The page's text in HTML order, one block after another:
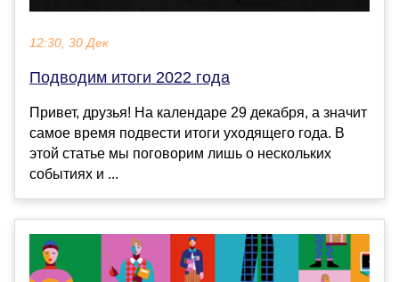
12:30, 30 Дек
Подводим итоги 2022 года
Привет, друзья! На календаре 29 декабря, а значит
самое время подвести итоги уходящего года. В
этой статье мы поговорим лишь о нескольких
событиях и ...